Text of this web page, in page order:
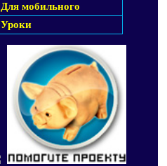
Для мобильного
Уроки